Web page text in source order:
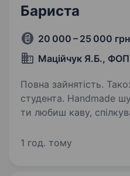
Бариста
20 000 – 25 000 грн
Маційчук Я.Б., ФОП
Повна зайнятість.
студента. Handmade шукає баристу! Якщо
ти любиш каву,
кав’ярні — ми чекаємо
1 год. тому